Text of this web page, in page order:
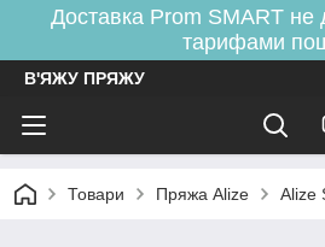
Доставка Prom SMART не
тарифами
В'ЯЖУ ПРЯЖУ
Товари Пряжа Alize Alize